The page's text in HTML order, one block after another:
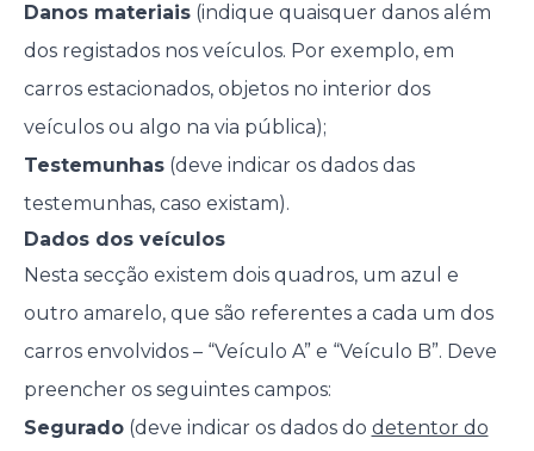
Danos materiais(indique quaisquer danos além
dos registados nos veículos. Por exemplo, em
carros estacionados, objetos no interior dos
veículos ou algo na via pública);
Testemunhas(deve indicar os dados das
testemunhas, caso existam).
Dados dos veículos
Nesta secção existem dois quadros, um azul e
outro amarelo, que são referentes a cada um dos
carros envolvidos – “Veículo A” e “Veículo B”. Deve
preencher os seguintes campos:
Segurado(deve indicar os dados do detentor do